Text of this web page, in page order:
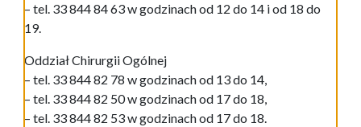
– tel. 33 844 84 63 w godzinach od 12 do 14 i od 18 do
19.
Oddział Chirurgii Ogólnej
– tel. 33 844 82 78 w godzinach od 13 do 14,
– tel. 33 844 82 50 w godzinach od 17 do 18,
– tel. 33 844 82 53 w godzinach od 17 do 18.